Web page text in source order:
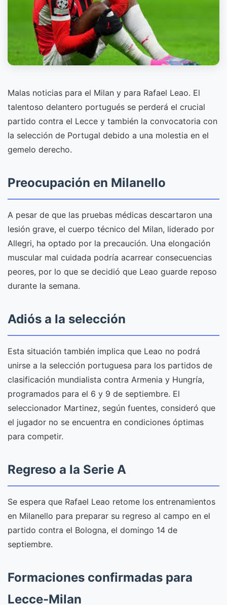
Malas noticias para el Milan y para Rafael Leao. El
talentoso delantero portugués se perderá el crucial
partido contra el Lecce y también la convocatoria con
la selección de Portugal debido a una molestia en el
gemelo derecho.
Preocupación en Milanello
A pesar de que las pruebas médicas descartaron una
lesión grave, el cuerpo técnico del Milan, liderado por
Allegri, ha optado por la precaución. Una elongación
muscular mal cuidada podría acarrear consecuencias
peores, por lo que se decidió que Leao guarde reposo
durante la semana.
Adiós a la selección
Esta situación también implica que Leao no podrá
unirse a la selección portuguesa para los partidos de
clasificación mundialista contra Armenia y Hungría,
programados para el 6 y 9 de septiembre. El
seleccionador Martinez, según fuentes, consideró que
el jugador no se encuentra en condiciones óptimas
para competir.
Regreso a la Serie A
Se espera que Rafael Leao retome los entrenamientos
en Milanello para preparar su regreso al campo en el
partido contra el Bologna, el domingo 14 de
septiembre.
Formaciones confirmadas para
Lecce-Milan